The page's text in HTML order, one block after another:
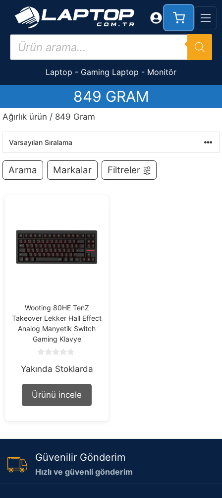
İçeriğe
Products
search
Laptop - Gaming Laptop - Monitör
849 GRAM
Ağırlık ürün / 849 Gram
Arama Markalar Filtreler
Wooting 80HE TenZ
Takeover Lekker Hall Effect
Analog Manyetik Switch
Gaming Klavye
o
t
f
Yakında Stoklarda
Ürünü incele
Güvenilir Gönderim
Hızlı ve güvenli gönderim